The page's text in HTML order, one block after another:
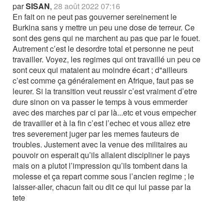
parSISAN,28 août 2022 07:16
En fait on ne peut pas gouverner sereinement le
Burkina sans y mettre un peu une dose de terreur. Ce
sont des gens qui ne marchent au pas que par le fouet.
Autrement c’est le desordre total et personne ne peut
travailler. Voyez, les regimes qui ont travaillé un peu ce
sont ceux qui mataient au moindre écart ; d"ailleurs
c’est comme ça généralement en Afrique, faut pas se
leurer. Si la transition veut reussir c’est vraiment d’etre
dure sinon on va passer le temps à vous emmerder
avec des marches par ci par là...etc et vous empecher
de travailler et à la fin c’est l’echec et vous allez etre
tres severement juger par les memes fauteurs de
troubles. Justement avec la venue des militaires au
pouvoir on esperait qu’ils allaient discipliner le pays
mais on a plutot l’impression qu’ils tombent dans la
molesse et ça repart comme sous l’ancien regime ; le
laisser-aller, chacun fait ou dit ce qui lui passe par la
tete